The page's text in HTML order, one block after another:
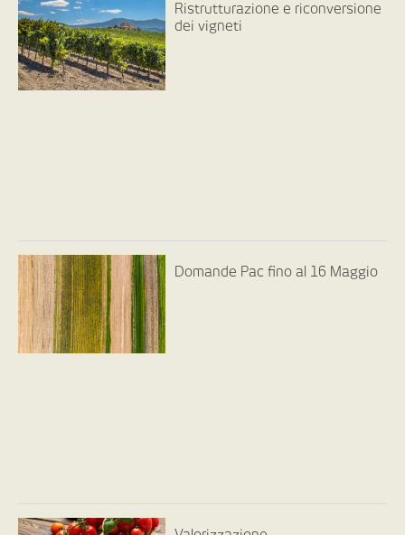
Ristrutturazione e riconversione
dei vigneti
Domande Pac fino al 16 Maggio